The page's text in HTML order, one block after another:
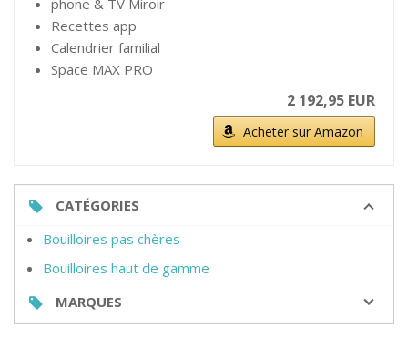
phone & TV Miroir
Recettes app
Calendrier familial
Space MAX PRO
2 192,95 EUR
Acheter sur Amazon
CATÉGORIES
Bouilloires pas chères
Bouilloires haut de gamme
MARQUES